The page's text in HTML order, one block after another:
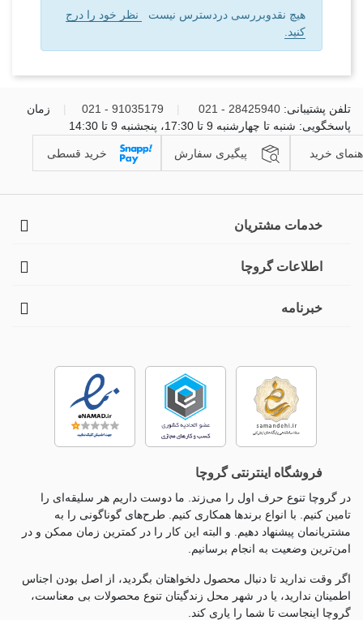
هیچ نقدوبررسی دردسترس نیست
نظر خود را درج
کنید.
تلفن پشتیبانی: 28425940 - 021
91035179 - 021
زمان
پاسخگویی: شنبه تا چهارشنبه 9 تا 17:30، پنجشنبه 9 تا 14:30
خرید پیگیری سفارش خرید قسطی
خدمات مشتریان
اطلاعات گروچا
خبرنامه
فروشگاه اینترنتی گروچا
در گروچا تنوع حرف اول را می‌زند. ما دوست داریم هر سلیقه‌ای را
تامین کنیم. با انواع برندها همکاری کنیم. طرح‌های گوناگونی را به
مشتریانمان پیشنهاد دهیم. و البته این کار را در کمترین زمان ممکن و در
امن‌ترین وضعیت به انجام برسانیم.
اگر وقت ندارید تا دنبال محصول دلخواهتان بگردید، از اصل بودن اجناس
اطمینان ندارید، یا در شهر محل زندگیتان تنوع محصولات بی معناست،
گروچا اینجاست تا شما را یاری کند.